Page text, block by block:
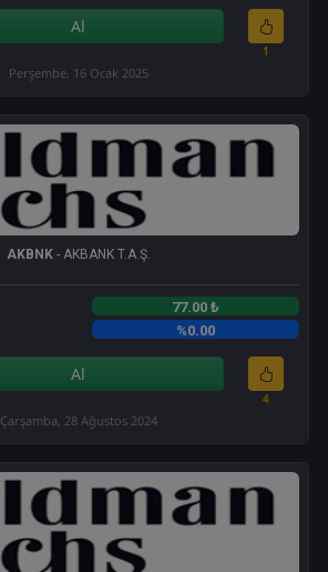
Al
1
Perşembe, 16 Ocak 2025
AKBNK - AKBANK T.A.Ş.
77.00 ₺
%0.00
Al
4
Çarşamba, 28 Ağustos 2024